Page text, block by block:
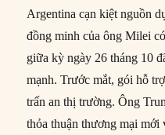
Argentina cạn kiệt nguồn
đồng minh của ông Milei
giữa kỳ ngày 26 tháng 10
mạnh. Trước mắt, gói hỗ
trấn an thị trường. Ông
thỏa thuận thương mại